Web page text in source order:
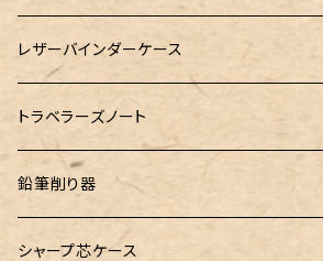
フェリスホイールプレス
大西製作所
染色カクノ
TWSBI（ツイスビー）
フェリスホイールプレス
BENJA メノルカペン
Fisher（フィッシャー）
HUGO BOSS（ヒューゴボス）
NAGASAWA（ナガサワ）
PILOT（パイロット）
アシュフォード
スリップオン
ガラス工房 LUC
ガラス工房 SAYORI
GLASS STUDIO しなぷす
アトリグラス
10mlインク
20mlインク
38mlインク
Pelican
インクガチャ
PLATINUM（プラチナ）
ST Draft 全軸
DM-1
バディ
マーベラスシャープ
トライカラーボールペン
バディ【Mark II(マークツー)】
カヴェコ
カランダッシュ
ロットリング
プラチナ
Ruk (ルカ)
LOGステーショナリー
ミニ6サイズ
バイブルサイズ
ファイロファックス
アシュフォード
白石ガラス工房
フェリスホイールプレス
レザーバインダーケース
PLOTTER
トラベラーズノート
スターターキット
リフィル・カスタマイズパーツ
鉛筆削り器
コヒノール
シャープ芯ケース